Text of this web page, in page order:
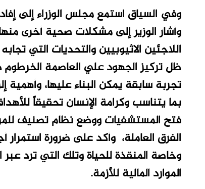
وفي السياق استمع مجلس الوزراء إلى
وأشار الوزير إلى مشكلات صحية أخرى
ظل تركيز الجهود علي العاصمة الخرطوم
تجربة سابقة يمكن البناء عليها،
بما يتناسب وكرامة الإنسان تحقيقاً
فتح المستشفيات ووضع نظام تصنيف
الفرق العاملة، وأكد على ضرورة استمرار
وخاصة المنقذة للحياة وتلك التي ترد
الموارد المالية للأزمة.